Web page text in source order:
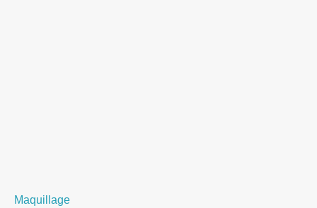
Maquillage